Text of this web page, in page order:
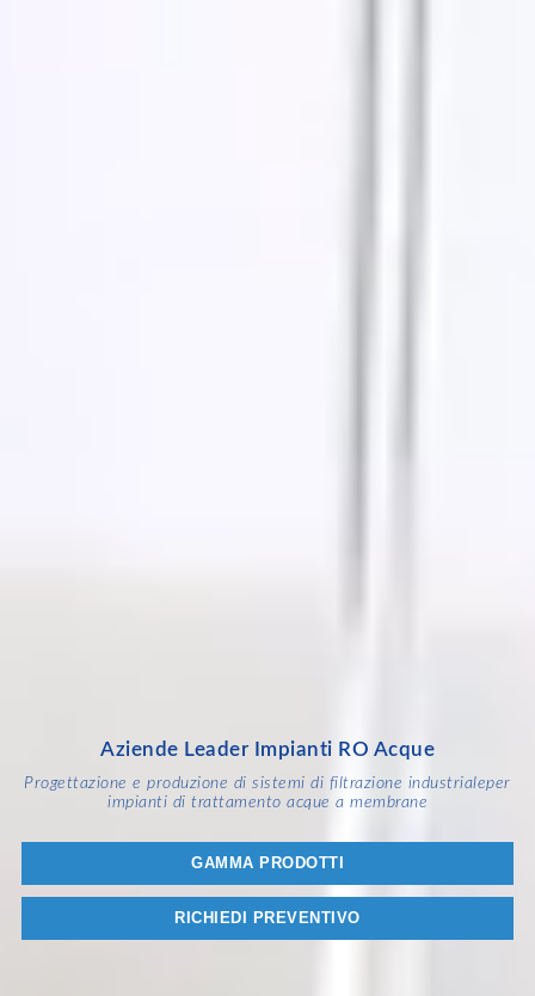
Aziende Leader Impianti RO Acque
Progettazione e produzione di sistemi di filtrazione industrialeper
impianti di trattamento acque a membrane
GAMMA PRODOTTI
RICHIEDI PREVENTIVO